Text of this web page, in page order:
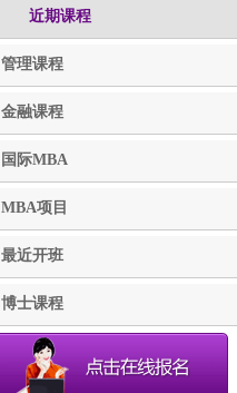
近期课程
管理课程
金融课程
国际MBA
MBA项目
最近开班
博士课程